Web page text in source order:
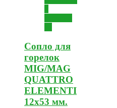
Сопло для
горелок
MIG/MAG
QUATTRO
ELEMENTI
12х53 мм.